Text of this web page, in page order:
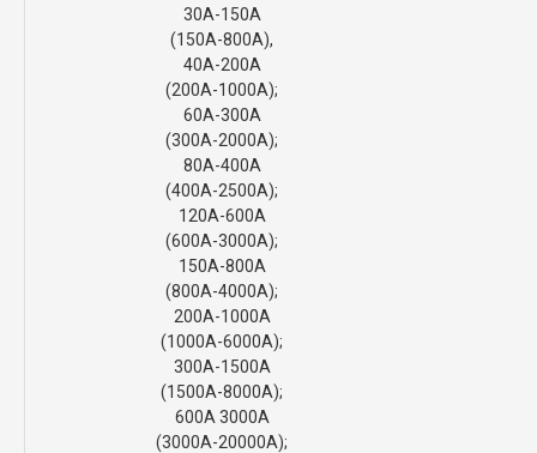
30А-150А
(150А-800А),
40А-200А
(200А-1000А);
60А-300А
(300А-2000А);
80А-400А
(400А-2500А);
120А-600А
(600А-3000А);
150А-800А
(800А-4000А);
200А-1000А
(1000А-6000А);
300А-1500А
(1500А-8000А);
600А 3000А
(3000А-20000А);